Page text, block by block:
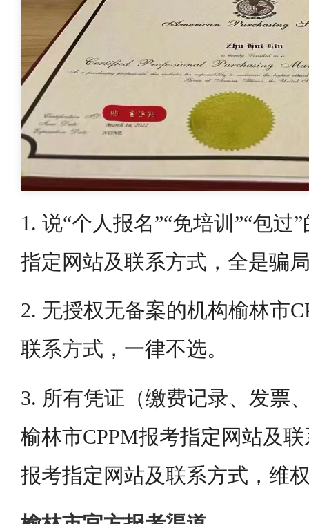
1. 说“个人报名”“免培训”“包过
指定网站及联系方式，全是骗
2. 无授权无备案的机构榆林市
联系方式，一律不选。
3. 所有凭证（缴费记录、发票
榆林市CPPM报考指定网站及
报考指定网站及联系方式，维